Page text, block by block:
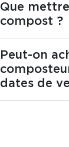
Que
compost ?
Peut-on
dates de